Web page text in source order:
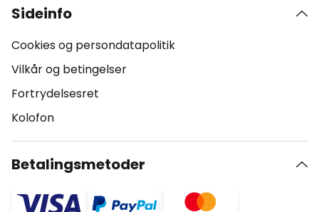
Sideinfo
Cookies og persondatapolitik
Vilkår og betingelser
Fortrydelsesret
Kolofon
Betalingsmetoder